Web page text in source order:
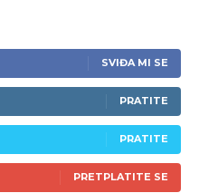
SVIĐA MI SE
PRATITE
PRATITE
PRETPLATITE SE